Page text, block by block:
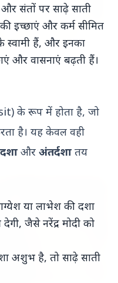
त्विषा शर्मा मौत
खंडन किया
View All
और संतों पर साढ़े साती
इच्छाएं और कर्म सीमित
स्वामी हैं, और इनका
और वासनाएं बढ़ती हैं।
के रूप में होता है, जो
है। यह केवल वही
और अंतर्दशा तय
या लाभेश की दशा
जैसे नरेंद्र मोदी को
अशुभ है, तो साढ़े साती